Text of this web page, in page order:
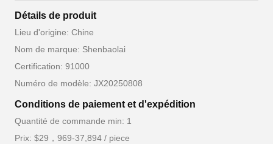
Détails de produit
Lieu d'origine: Chine
Nom de marque: Shenbaolai
Certification: 91000
Numéro de modèle: JX20250808
Conditions de paiement et d'expédition
Quantité de commande min: 1
Prix: $29，969-37,894 / piece